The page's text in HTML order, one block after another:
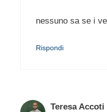
nessuno sa se i
Rispondi
Teresa Accoti